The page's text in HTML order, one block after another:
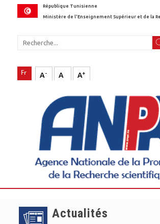
République Tunisienne
Ministère de l'Enseignement Supérieur et de la
A- A A+
Actualités